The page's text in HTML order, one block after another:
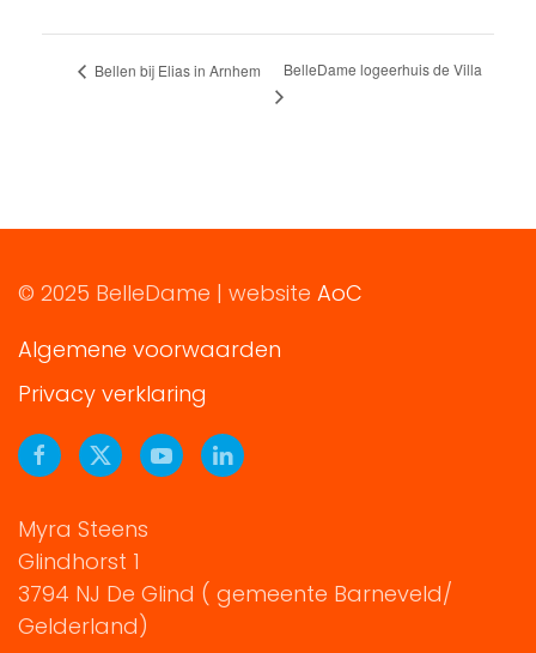
Bellen bij Elias in Arnhem BelleDame logeerhuis de Villa
© 2025 BelleDame | website AoC
Algemene voorwaarden
Privacy verklaring
Myra Steens
Glindhorst 1
3794 NJ De Glind ( gemeente Barneveld/
Gelderland)